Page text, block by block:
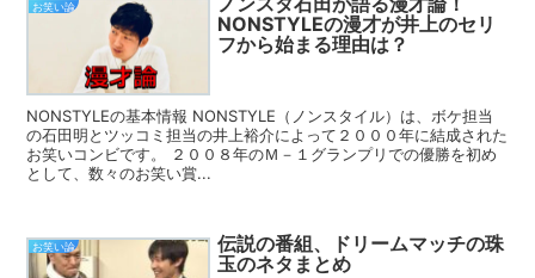
お笑い論
NONSTYLEの漫才が井上のセリ
フから始まる理由は？
NONSTYLEの基本情報 NONSTYLE（ノンスタイル）は、ボケ担当
の石田明とツッコミ担当の井上裕介によって２０００年に結成された
お笑いコンビです。 ２００８年のＭ－１グランプリでの優勝を初め
として、数々のお笑い賞...
お笑い論
伝説の番組、ドリームマッチの珠
玉のネタまとめ